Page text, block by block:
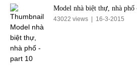
Model nhà biệt thự, nhà phố
43022 views | 16-3-2015